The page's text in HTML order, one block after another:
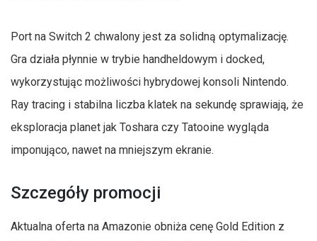
Port na Switch 2 chwalony jest za solidną optymalizację.
Gra działa płynnie w trybie handheldowym i docked,
wykorzystując możliwości hybrydowej konsoli Nintendo.
Ray tracing i stabilna liczba klatek na sekundę sprawiają, że
eksploracja planet jak Toshara czy Tatooine wygląda
imponująco, nawet na mniejszym ekranie.
Szczegóły promocji
Aktualna oferta na Amazonie obniża cenę Gold Edition z